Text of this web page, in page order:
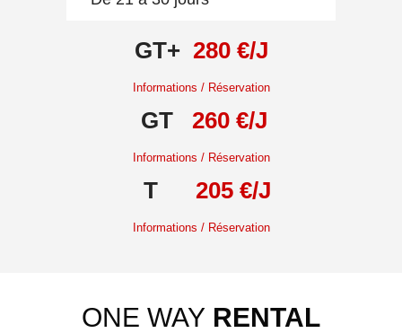
GT+ 280 €/J
Informations / Réservation
GT 260 €/J
Informations / Réservation
T 205 €/J
Informations / Réservation
ONE WAY RENTAL